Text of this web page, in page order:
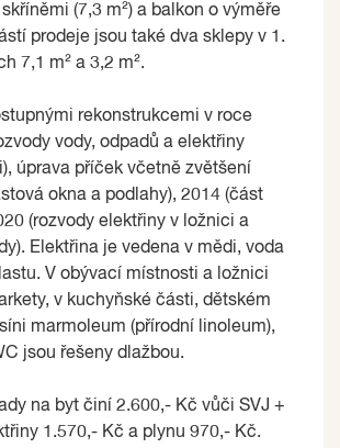
(7,3 m²) a balkon o výměře
prodeje jsou také dva sklepy v 1.
7,1 m² a 3,2 m².
rekonstrukcemi v roce
vody, odpadů a elektřiny
úprava příček včetně zvětšení
okna a podlahy), 2014 (část
(rozvody elektřiny v ložnici a
Elektřina je vedena v mědi, voda
V obývací místnosti a ložnici
v kuchyňské části, dětském
marmoleum (přírodní linoleum),
jsou řešeny dlažbou.
na byt činí 2.600,- Kč vůči SVJ +
1.570,- Kč a plynu 970,- Kč.